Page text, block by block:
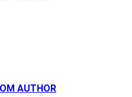
AUTHOR